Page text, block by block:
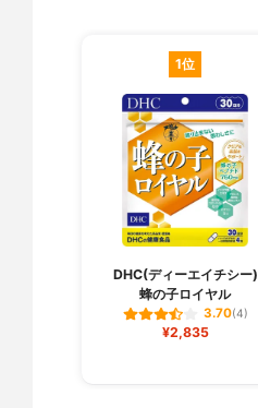
1位
DHC(ディーエイチシー)
蜂の子ロイヤル
3.70(4)
¥2,835